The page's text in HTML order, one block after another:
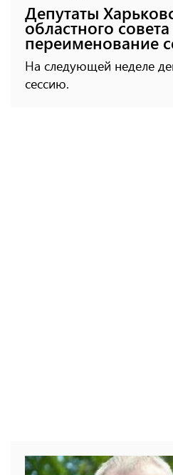
Депутаты
областного
переименование
На следующей неделе
сессию.